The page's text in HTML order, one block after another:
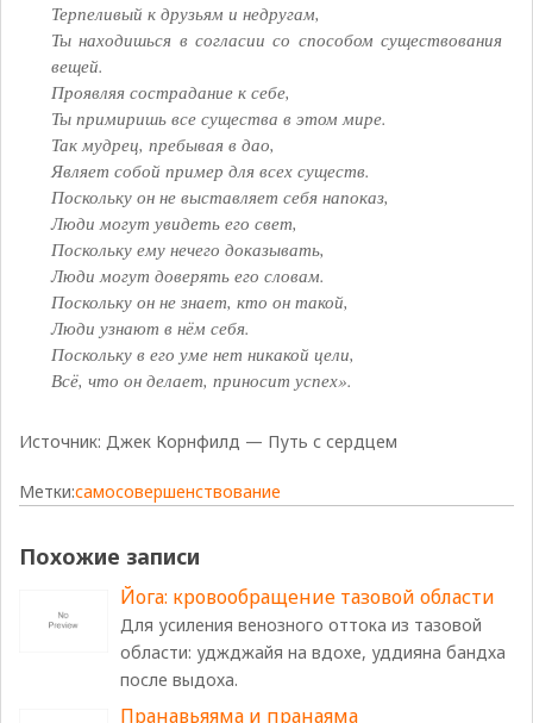
Терпеливый к друзьям и недругам,
Ты находишься в согласии со способом существования
вещей.
Проявляя сострадание к себе,
Ты примиришь все существа в этом мире.
Так мудрец, пребывая в дао,
Являет собой пример для всех существ.
Поскольку он не выставляет себя напоказ,
Люди могут увидеть его свет,
Поскольку ему нечего доказывать,
Люди могут доверять его словам.
Поскольку он не знает, кто он такой,
Люди узнают в нём себя.
Поскольку в его уме нет никакой цели,
Всё, что он делает, приносит успех».
Источник: Джек Корнфилд — Путь с сердцем
Метки:самосовершенствование
Похожие записи
Йога: кровообращение тазовой области
Для усиления венозного оттока из тазовой
области: уджджайя на вдохе, уддияна бандха
после выдоха.
Пранавьяяма и пранаяма